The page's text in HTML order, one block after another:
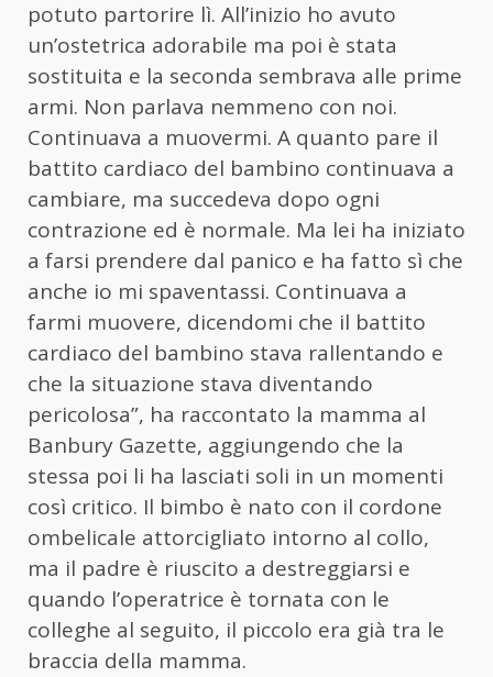
potuto partorire lì. All’inizio ho avuto
un’ostetrica adorabile ma poi è stata
sostituita e la seconda sembrava alle prime
armi. Non parlava nemmeno con noi.
Continuava a muovermi. A quanto pare il
battito cardiaco del bambino continuava a
cambiare, ma succedeva dopo ogni
contrazione ed è normale. Ma lei ha iniziato
a farsi prendere dal panico e ha fatto sì che
anche io mi spaventassi. Continuava a
farmi muovere, dicendomi che il battito
cardiaco del bambino stava rallentando e
che la situazione stava diventando
pericolosa”, ha raccontato la mamma al
Banbury Gazette, aggiungendo che la
stessa poi li ha lasciati soli in un momenti
così critico. Il bimbo è nato con il cordone
ombelicale attorcigliato intorno al collo,
ma il padre è riuscito a destreggiarsi e
quando l’operatrice è tornata con le
colleghe al seguito, il piccolo era già tra le
braccia della mamma.